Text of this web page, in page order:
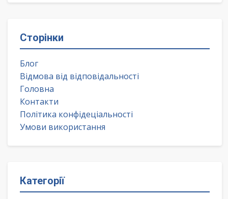
Сторінки
Блог
Відмова від відповідальності
Головна
Контакти
Політика конфідеціальності
Умови використання
Категорії